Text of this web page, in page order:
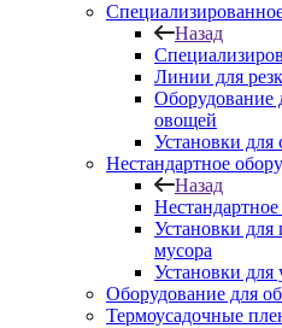
Назад
Линии для
Оборудование
овощей
Установки для
Нестандартное
Назад
Установки для
мусора
Установки для
Оборудование для
Термоусадочные